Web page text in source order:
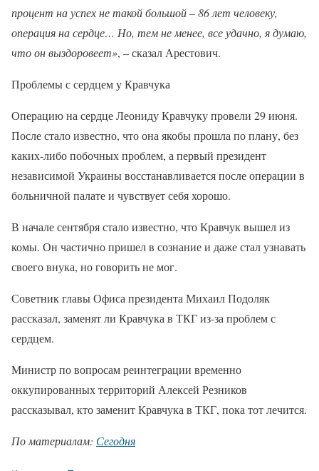
процент на успех не такой большой – 86 лет человеку,
операция на сердце… Но, тем не менее, все удачно, я думаю,
что он выздоровеет», – сказал Арестович.
Проблемы с сердцем у Кравчука
Операцию на сердце Леониду Кравчуку провели 29 июня.
После стало известно, что она якобы прошла по плану, без
каких-либо побочных проблем, а первый президент
независимой Украины восстанавливается после операции в
больничной палате и чувствует себя хорошо.
В начале сентября стало известно, что Кравчук вышел из
комы. Он частично пришел в сознание и даже стал узнавать
своего внука, но говорить не мог.
Советник главы Офиса президента Михаил Подоляк
рассказал, заменят ли Кравчука в ТКГ из-за проблем с
сердцем.
Министр по вопросам реинтеграции временно
оккупированных территорий Алексей Резников
рассказывал, кто заменит Кравчука в ТКГ, пока тот лечится.
По материалам: Сегодня